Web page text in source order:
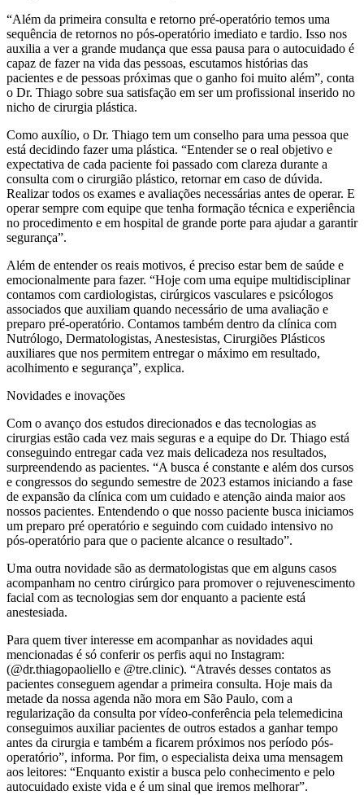
“Além da primeira consulta e retorno pré-operatório temos uma
sequência de retornos no pós-operatório imediato e tardio. Isso nos
auxilia a ver a grande mudança que essa pausa para o autocuidado é
capaz de fazer na vida das pessoas, escutamos histórias das
pacientes e de pessoas próximas que o ganho foi muito além”, conta
o Dr. Thiago sobre sua satisfação em ser um profissional inserido no
nicho de cirurgia plástica.
Como auxílio, o Dr. Thiago tem um conselho para uma pessoa que
está decidindo fazer uma plástica. “Entender se o real objetivo e
expectativa de cada paciente foi passado com clareza durante a
consulta com o cirurgião plástico, retornar em caso de dúvida.
Realizar todos os exames e avaliações necessárias antes de operar. E
operar sempre com equipe que tenha formação técnica e experiência
no procedimento e em hospital de grande porte para ajudar a garantir
segurança”.
Além de entender os reais motivos, é preciso estar bem de saúde e
emocionalmente para fazer. “Hoje com uma equipe multidisciplinar
contamos com cardiologistas, cirúrgicos vasculares e psicólogos
associados que auxiliam quando necessário de uma avaliação e
preparo pré-operatório. Contamos também dentro da clínica com
Nutrólogo, Dermatologistas, Anestesistas, Cirurgiões Plásticos
auxiliares que nos permitem entregar o máximo em resultado,
acolhimento e segurança”, explica.
Novidades e inovações
Com o avanço dos estudos direcionados e das tecnologias as
cirurgias estão cada vez mais seguras e a equipe do Dr. Thiago está
conseguindo entregar cada vez mais delicadeza nos resultados,
surpreendendo as pacientes. “A busca é constante e além dos cursos
e congressos do segundo semestre de 2023 estamos iniciando a fase
de expansão da clínica com um cuidado e atenção ainda maior aos
nossos pacientes. Entendendo o que nosso paciente busca iniciamos
um preparo pré operatório e seguindo com cuidado intensivo no
pós-operatório para que o paciente alcance o resultado”.
Uma outra novidade são as dermatologistas que em alguns casos
acompanham no centro cirúrgico para promover o rejuvenescimento
facial com as tecnologias sem dor enquanto a paciente está
anestesiada.
Para quem tiver interesse em acompanhar as novidades aqui
mencionadas é só conferir os perfis aqui no Instagram:
(@dr.thiagopaoliello e @tre.clinic). “Através desses contatos as
pacientes conseguem agendar a primeira consulta. Hoje mais da
metade da nossa agenda não mora em São Paulo, com a
regularização da consulta por vídeo-conferência pela telemedicina
conseguimos auxiliar pacientes de outros estados a ganhar tempo
antes da cirurgia e também a ficarem próximos nos período pós-
operatório”, informa. Por fim, o especialista deixa uma mensagem
aos leitores: “Enquanto existir a busca pelo conhecimento e pelo
autocuidado existe vida e é um sinal que iremos melhorar”.